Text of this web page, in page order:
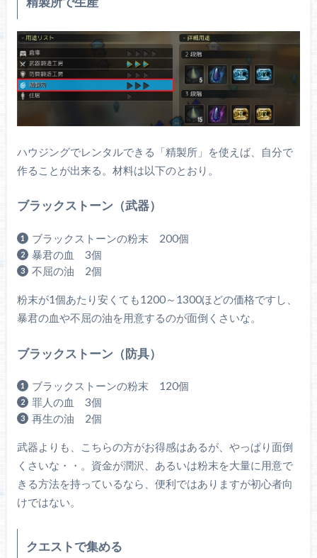
ハウジングでレンタルできる「精製所」を使えば、自分で
作ることが出来る。材料は以下のとおり。
ブラックストーン（武器）
ブラックストーンの粉末 200個
暴君の血 3個
不屈の油 2個
粉末が1個あたり安くても1200～1300ほどの価格ですし、
暴君の血や不屈の油を用意するのが面倒くさいな。
ブラックストーン（防具）
ブラックストーンの粉末 120個
罪人の血 3個
再生の油 2個
武器よりも、こちらの方がお得感はあるが、やっぱり面倒
くさいな・・。資金が潤沢、あるいは粉末を大量に用意で
きる方法を持っているなら、便利ではありますが初心者向
けではない。
クエストで集める